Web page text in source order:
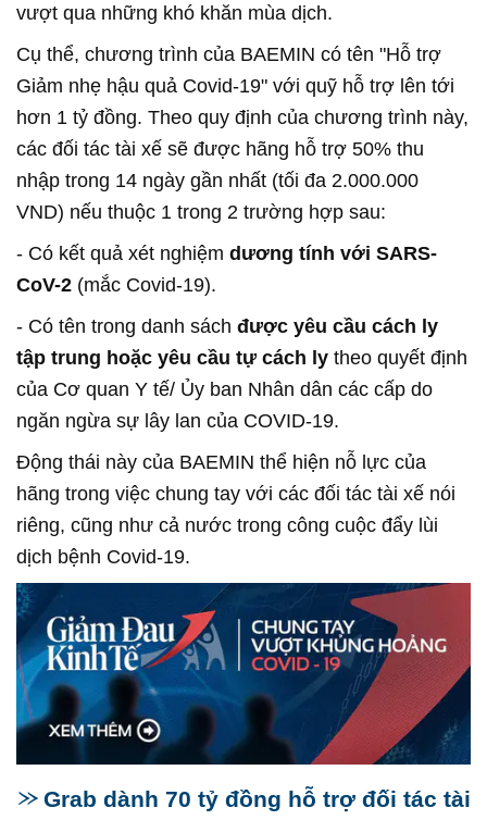
vượt qua những khó khăn mùa dịch.
Cụ thể, chương trình của BAEMIN có tên "Hỗ trợ
Giảm nhẹ hậu quả Covid-19" với quỹ hỗ trợ lên tới
hơn 1 tỷ đồng. Theo quy định của chương trình này,
các đối tác tài xế sẽ được hãng hỗ trợ 50% thu
nhập trong 14 ngày gần nhất (tối đa 2.000.000
VND) nếu thuộc 1 trong 2 trường hợp sau:
- Có kết quả xét nghiệm dương tính với SARS-
CoV-2 (mắc Covid-19).
- Có tên trong danh sách được yêu cầu cách ly
tập trung hoặc yêu cầu tự cách ly theo quyết định
của Cơ quan Y tế/ Ủy ban Nhân dân các cấp do
ngăn ngừa sự lây lan của COVID-19.
Động thái này của BAEMIN thể hiện nỗ lực của
hãng trong việc chung tay với các đối tác tài xế nói
riêng, cũng như cả nước trong công cuộc đẩy lùi
dịch bệnh Covid-19.
Grab dành 70 tỷ đồng hỗ trợ đối tác tài